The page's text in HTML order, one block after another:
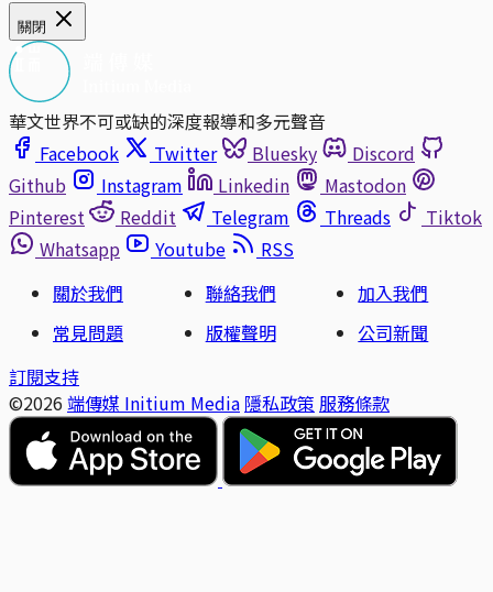
關閉
華文世界不可或缺的深度報導和多元聲音
Facebook
Twitter Bluesky
Discord
Github
Instagram Linkedin
Mastodon
Pinterest
Reddit Telegram Threads
Tiktok
Whatsapp
Youtube
RSS
關於我們
聯絡我們
加入我們
常見問題
版權聲明
公司新聞
訂閱支持
©2026 端傳媒 Initium Media 隱私政策 服務條款